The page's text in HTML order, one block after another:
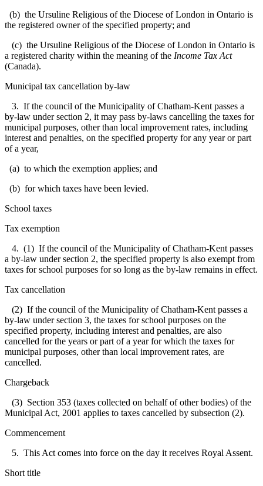
(b) the Ursuline Religious of the Diocese of London in Ontario is
the registered owner of the specified property; and
(c) the Ursuline Religious of the Diocese of London in Ontario is
a registered charity within the meaning of the Income Tax Act
(Canada).
Municipal tax cancellation by-law
3. If the council of the Municipality of Chatham-Kent passes a
by-law under section 2, it may pass by-laws cancelling the taxes for
municipal purposes, other than local improvement rates, including
interest and penalties, on the specified property for any year or part
of a year,
(a) to which the exemption applies; and
(b) for which taxes have been levied.
School taxes
Tax exemption
4. (1) If the council of the Municipality of Chatham-Kent passes
a by-law under section 2, the specified property is also exempt from
taxes for school purposes for so long as the by-law remains in effect.
Tax cancellation
(2) If the council of the Municipality of Chatham-Kent passes a
by-law under section 3, the taxes for school purposes on the
specified property, including interest and penalties, are also
cancelled for the years or part of a year for which the taxes for
municipal purposes, other than local improvement rates, are
cancelled.
Chargeback
(3) Section 353 (taxes collected on behalf of other bodies) of the
Municipal Act, 2001 applies to taxes cancelled by subsection (2).
Commencement
5. This Act comes into force on the day it receives Royal Assent.
Short title